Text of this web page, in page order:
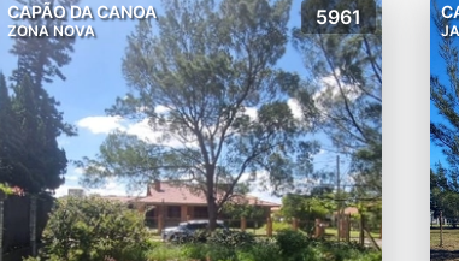
CAPÃO DA CANOA
ZONA NOVA
5961